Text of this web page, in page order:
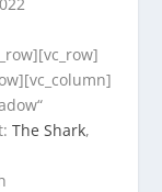
The Shark,